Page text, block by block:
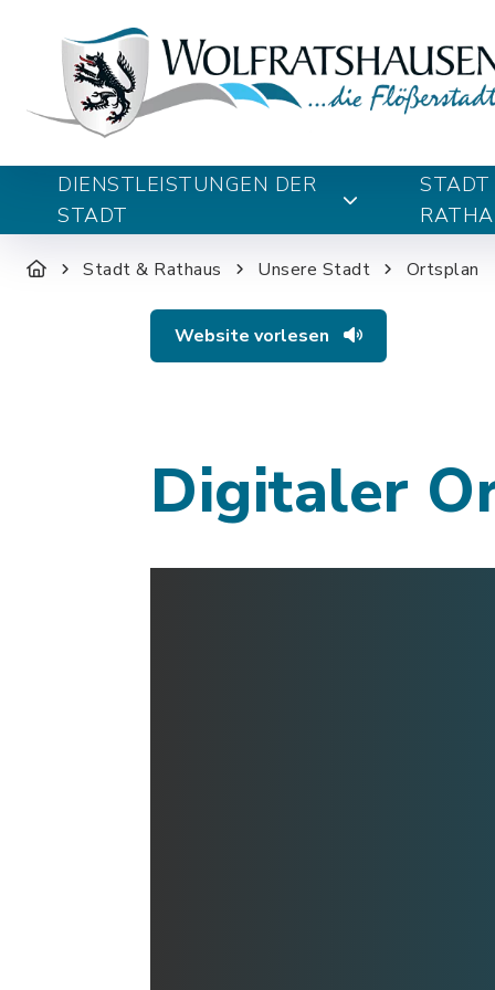
DIENSTLEISTUNGEN DER
STADT
STADT
Stadt & Rathaus Unsere Stadt Ortsplan
Website vorlesen
Digitaler